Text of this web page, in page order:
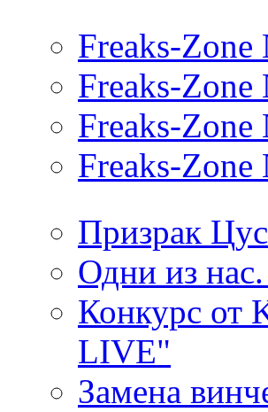
Freaks-
Freaks-
Freaks-
Freaks-
Призрак
Одни из
Конкурс от
LIVE"
Замена